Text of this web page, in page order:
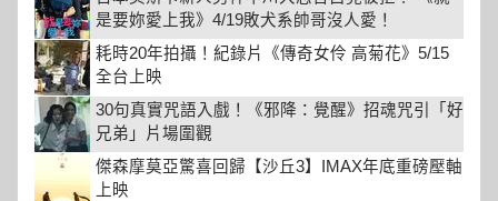
是要妳愛上我》4/19敗犬系帥哥沒人愛！
耗時20年拍攝！紀錄片《傳奇女伶 高菊花》5/15
全台上映
30句真實咒語入戲！《邪降：覺醒》招魂咒引「好
兄弟」片場圍觀
傑森摩莫亞驚喜回歸【沙丘3】IMAX年底重磅壓軸
上映